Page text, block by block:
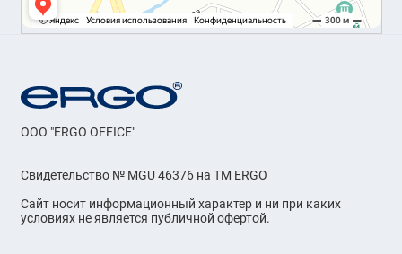
OOO "ERGO OFFICE"
Свидетельство № MGU 46376 на ТМ ERGO
Сайт носит информационный характер и ни при каких
условиях не является публичной офертой.